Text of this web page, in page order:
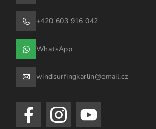
+420 603 916 042
WhatsApp
windsurfingkarlin@email.cz